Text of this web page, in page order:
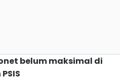
belum maksimal di